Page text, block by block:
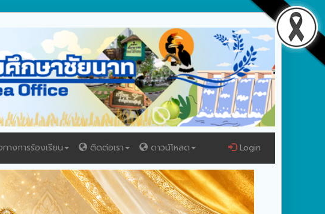
างการร้องเรียน ติดต่อเรา ดาวน์โหลด Login